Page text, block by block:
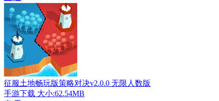
征服土地畅玩版策略对决v2.0.0 无限人数版
手游下载 大小:62.54MB